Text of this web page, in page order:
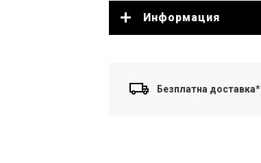
Информация
Безплатна доставка*